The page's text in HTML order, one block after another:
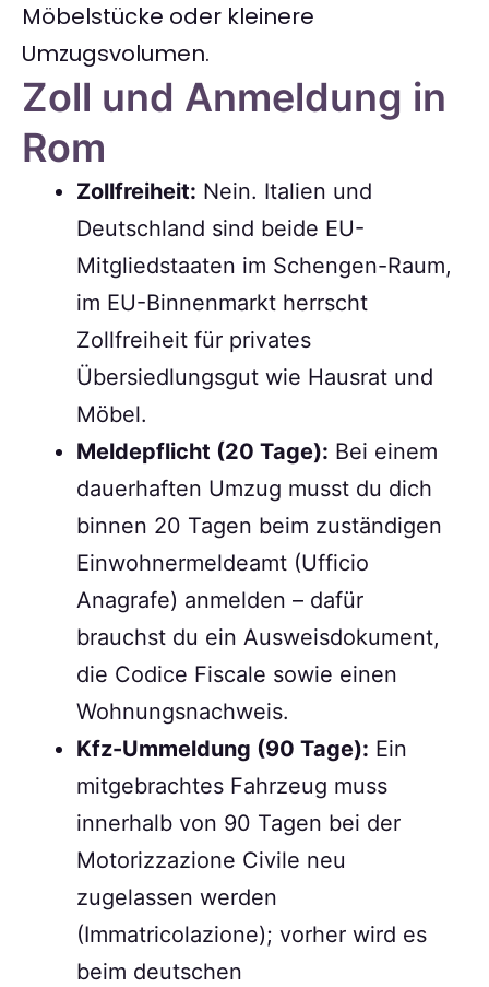
Möbelstücke oder kleinere
Umzugsvolumen.
Zoll und Anmeldung in
Rom
Zollfreiheit: Nein. Italien und
Deutschland sind beide EU-
Mitgliedstaaten im Schengen-Raum,
im EU-Binnenmarkt herrscht
Zollfreiheit für privates
Übersiedlungsgut wie Hausrat und
Möbel.
Meldepflicht (20 Tage): Bei einem
dauerhaften Umzug musst du dich
binnen 20 Tagen beim zuständigen
Einwohnermeldeamt (Ufficio
Anagrafe) anmelden – dafür
brauchst du ein Ausweisdokument,
die Codice Fiscale sowie einen
Wohnungsnachweis.
Kfz-Ummeldung (90 Tage): Ein
mitgebrachtes Fahrzeug muss
innerhalb von 90 Tagen bei der
Motorizzazione Civile neu
zugelassen werden
(Immatricolazione); vorher wird es
beim deutschen